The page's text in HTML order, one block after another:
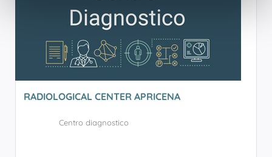
RADIOLOGICAL CENTER APRICENA
Centro diagnostico